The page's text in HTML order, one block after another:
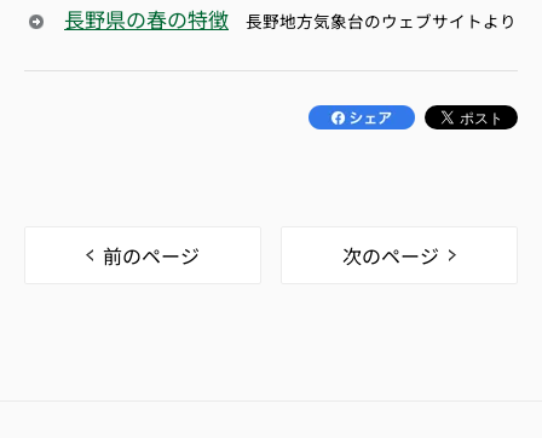
長野県の春の特徴 長野地方気象台のウェブサイトより
前のページ 次のページ